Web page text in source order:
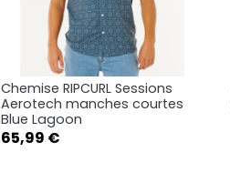
 Aperçu rapide
S
Chemise RIPCURL Sessions
Aerotech manches courtes
Blue Lagoon
Prix
65,99 €